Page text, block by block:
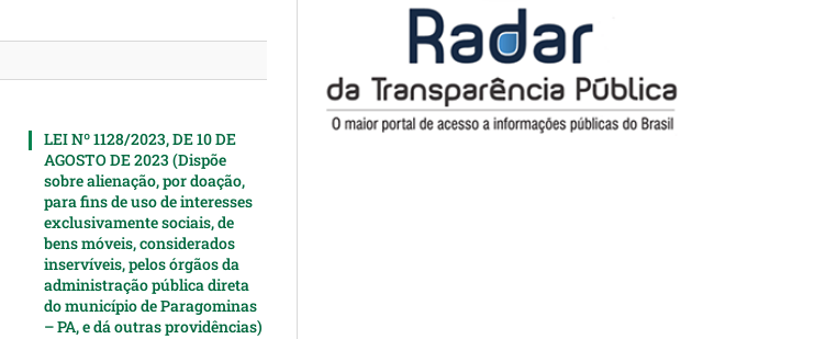
LEI Nº 1128/2023, DE 10 DE
AGOSTO DE 2023 (Dispõe
sobre alienação, por doação,
para fins de uso de interesses
exclusivamente sociais, de
bens móveis, considerados
inservíveis, pelos órgãos da
administração pública direta
do município de Paragominas
– PA, e dá outras providências)